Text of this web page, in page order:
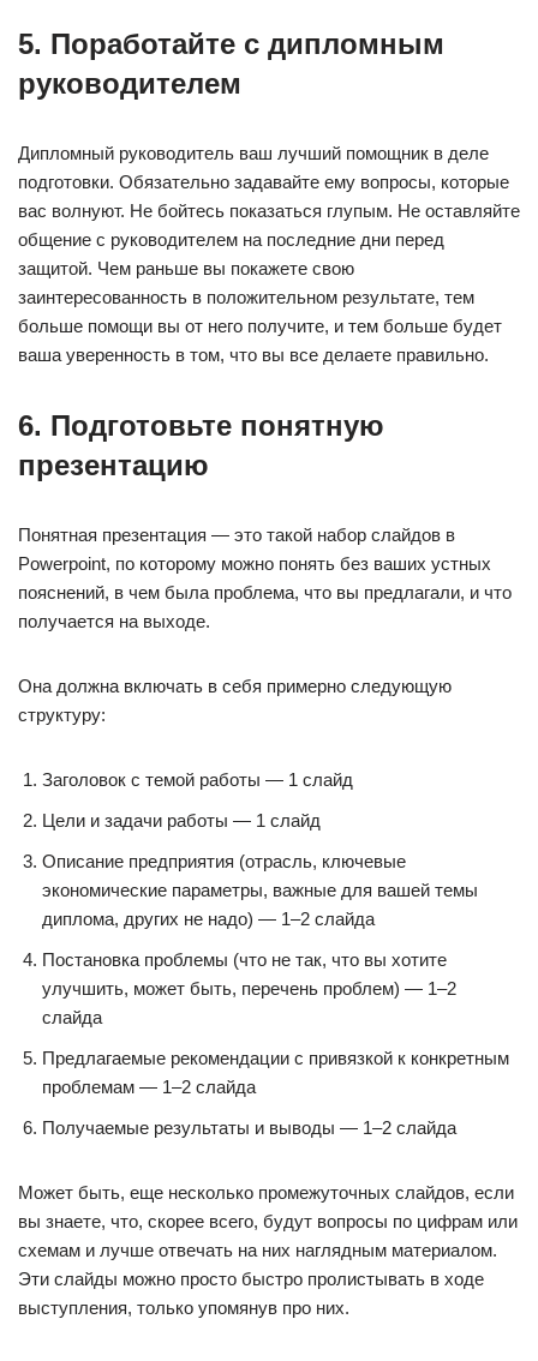
5. Поработайте с дипломным
руководителем
Дипломный руководитель ваш лучший помощник в деле
подготовки. Обязательно задавайте ему вопросы, которые
вас волнуют. Не бойтесь показаться глупым. Не оставляйте
общение с руководителем на последние дни перед
защитой. Чем раньше вы покажете свою
заинтересованность в положительном результате, тем
больше помощи вы от него получите, и тем больше будет
ваша уверенность в том, что вы все делаете правильно.
6. Подготовьте понятную
презентацию
Понятная презентация — это такой набор слайдов в
Powerpoint, по которому можно понять без ваших устных
пояснений, в чем была проблема, что вы предлагали, и что
получается на выходе.
Она должна включать в себя примерно следующую
структуру:
Заголовок с темой работы — 1 слайд
Цели и задачи работы — 1 слайд
Описание предприятия (отрасль, ключевые
экономические параметры, важные для вашей темы
диплома, других не надо) — 1–2 слайда
Постановка проблемы (что не так, что вы хотите
улучшить, может быть, перечень проблем) — 1–2
слайда
Предлагаемые рекомендации с привязкой к конкретным
проблемам — 1–2 слайда
Получаемые результаты и выводы — 1–2 слайда
Может быть, еще несколько промежуточных слайдов, если
вы знаете, что, скорее всего, будут вопросы по цифрам или
схемам и лучше отвечать на них наглядным материалом.
Эти слайды можно просто быстро пролистывать в ходе
выступления, только упомянув про них.